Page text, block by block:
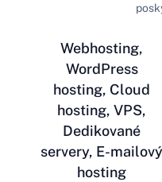
Webhosting,
WordPress
hosting, Cloud
hosting, VPS,
Dedikované
servery, E-mailový
hosting